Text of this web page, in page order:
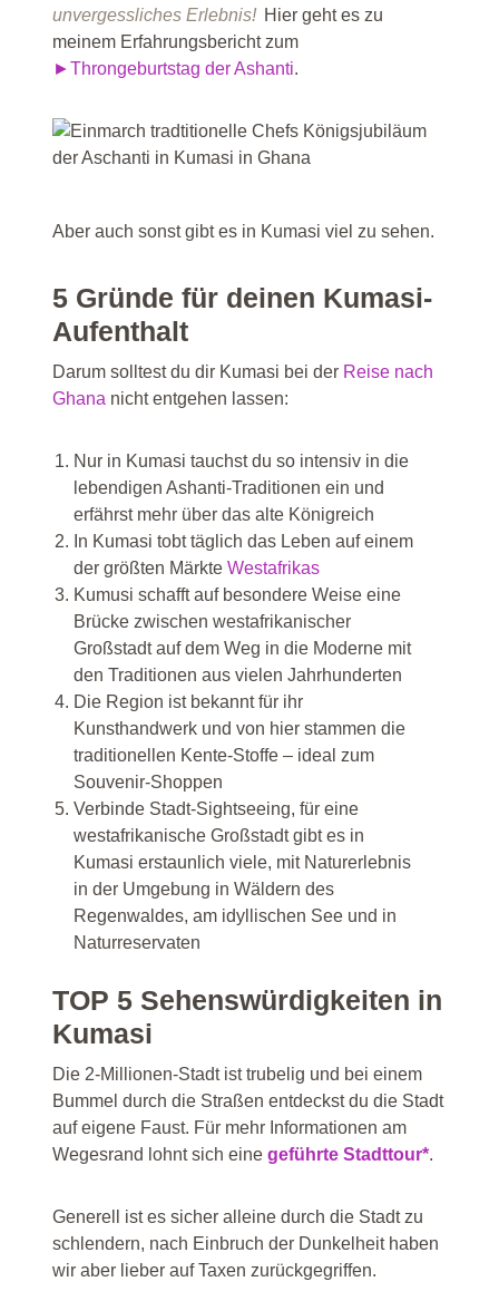
unvergessliches Erlebnis! Hier geht es zu
meinem Erfahrungsbericht zum
►Throngeburtstag der Ashanti.
Aber auch sonst gibt es in Kumasi viel zu sehen.
5 Gründe für deinen Kumasi-
Aufenthalt
Darum solltest du dir Kumasi bei der Reise nach
Ghana nicht entgehen lassen:
Nur in Kumasi tauchst du so intensiv in die
lebendigen Ashanti-Traditionen ein und
erfährst mehr über das alte Königreich
In Kumasi tobt täglich das Leben auf einem
der größten MärkteWestafrikas
Kumusi schafft auf besondere Weise eine
Brücke zwischen westafrikanischer
Großstadt auf dem Weg in die Moderne mit
den Traditionen aus vielen Jahrhunderten
Die Region ist bekannt für ihr
Kunsthandwerk und von hier stammen die
traditionellen Kente-Stoffe – ideal zum
Souvenir-Shoppen
Verbinde Stadt-Sightseeing, für eine
westafrikanische Großstadt gibt es in
Kumasi erstaunlich viele, mit Naturerlebnis
in der Umgebung in Wäldern des
Regenwaldes, am idyllischen See und in
Naturreservaten
TOP 5 Sehenswürdigkeiten in
Kumasi
Die 2-Millionen-Stadt ist trubelig und bei einem
Bummel durch die Straßen entdeckst du die Stadt
auf eigene Faust. Für mehr Informationen am
Wegesrand lohnt sich einegeführte Stadttour*.
Generell ist es sicher alleine durch die Stadt zu
schlendern, nach Einbruch der Dunkelheit haben
wir aber lieber auf Taxen zurückgegriffen.